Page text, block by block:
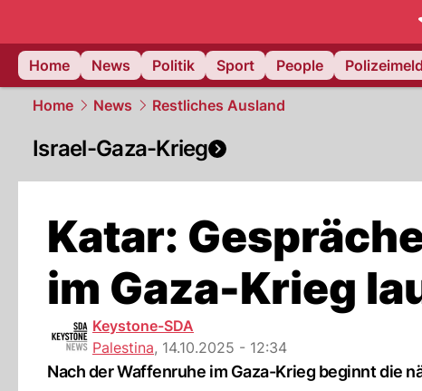
Home
News Politik Sport People
Home News Restliches Ausland
Israel-Gaza-Krieg
Katar:
im Gaza-Krieg
Keystone-SDA
Palestina, 14.10.2025 - 12:34
Nach der Waffenruhe im Gaza-Krieg beginnt die